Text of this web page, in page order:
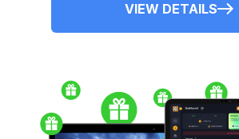
VIEW DETAILS